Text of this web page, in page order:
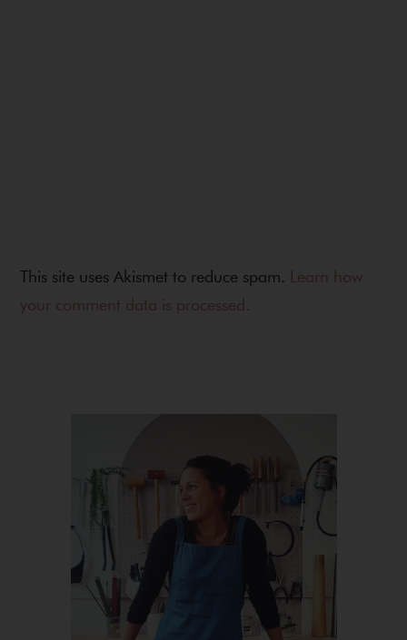
This site uses Akismet to reduce spam. Learn how
your comment data is processed.